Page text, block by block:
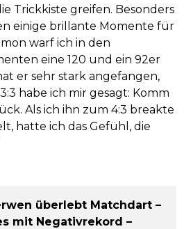
Trickkiste greifen. Besonders
einige brillante Momente für
warf ich in den
eine 120 und ein 92er
er sehr stark angefangen,
habe ich mir gesagt: Komm
Als ich ihn zum 4:3 breakte
hatte ich das Gefühl, die
überlebt Matchdart –
mit Negativrekord –